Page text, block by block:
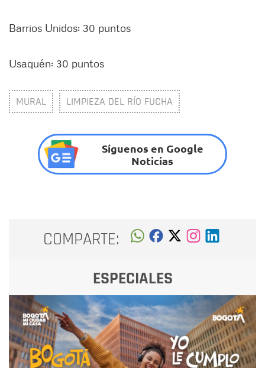
Barrios Unidos: 30 puntos
Usaquén: 30 puntos
MURAL LIMPIEZA DEL RÍO FUCHA
Síguenos en Google
Noticias
COMPARTE:
ESPECIALES